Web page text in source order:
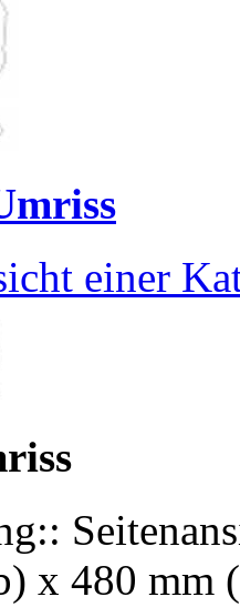
einer
x 480 mm